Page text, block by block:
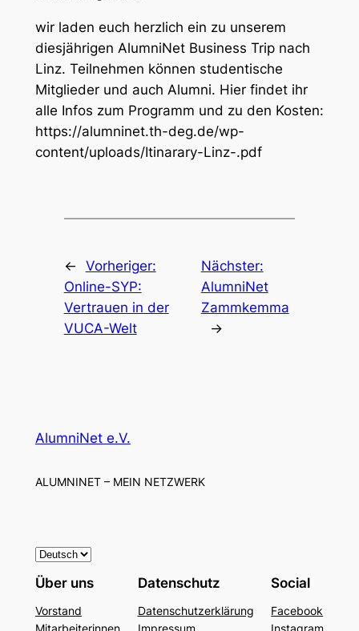
wir laden euch herzlich ein zu unserem
diesjährigen AlumniNet Business Trip nach
Linz. Teilnehmen können studentische
Mitglieder und auch Alumni. Hier findet ihr
alle Infos zum Programm und zu den Kosten:
https://alumninet.th-deg.de/wp-
content/uploads/Itinarary-Linz-.pdf
← Vorheriger:
Online-SYP:
Vertrauen in der
VUCA-Welt
Nächster:
AlumniNet
Zammkemma
→
AlumniNet e.V.
ALUMNINET – MEIN NETZWERK
S
p
a
Über uns
Vorstand
Mitarbeiterinnen
Datenschutz
Datenschutzerklärung
Impressum
Social
Facebook
Instagram